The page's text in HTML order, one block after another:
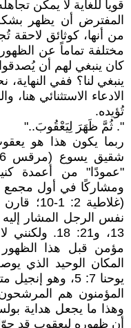
قوياً للغاية لا يمكن
المفترض أن يظهر
من أنها، كوثائق لاحقة
كان ينبغي لهم أن
ينبغي لنا؟ ففي
الادعاء الاستثنائي
تُؤيده.
". ثُمَّ ظَهَرَ لِيَعْقُوبَ.."
ربما يكون هذا هو
ومشاركًا في أول
13، و21: 18.
مؤمن قبل هذا
المكان الوحيد الذي
يوحنا 7: 5، وهو
المؤمنون هم
وهذا ما يجعل هداية
أن ظهوره ليعقوب قد